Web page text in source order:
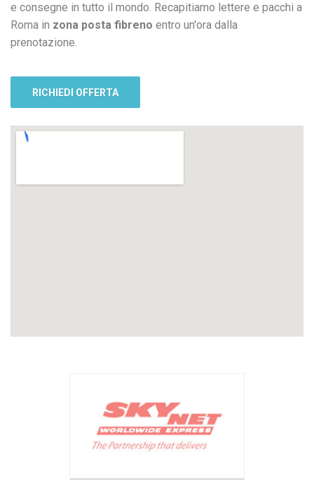
e consegne in tutto il mondo. Recapitiamo lettere e pacchi a
Roma in zona posta fibreno entro un'ora dalla
prenotazione.
RICHIEDI OFFERTA